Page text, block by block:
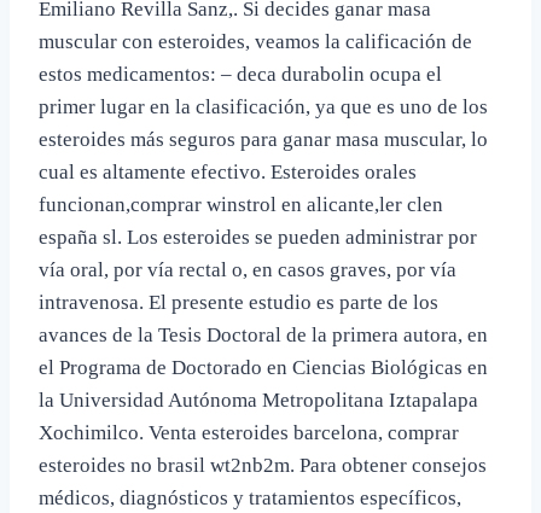
Emiliano Revilla Sanz,. Si decides ganar masa
muscular con esteroides, veamos la calificación de
estos medicamentos: – deca durabolin ocupa el
primer lugar en la clasificación, ya que es uno de los
esteroides más seguros para ganar masa muscular, lo
cual es altamente efectivo. Esteroides orales
funcionan,comprar winstrol en alicante,ler clen
españa sl. Los esteroides se pueden administrar por
vía oral, por vía rectal o, en casos graves, por vía
intravenosa. El presente estudio es parte de los
avances de la Tesis Doctoral de la primera autora, en
el Programa de Doctorado en Ciencias Biológicas en
la Universidad Autónoma Metropolitana Iztapalapa
Xochimilco. Venta esteroides barcelona, comprar
esteroides no brasil wt2nb2m​. Para obtener consejos
médicos, diagnósticos y tratamientos específicos,